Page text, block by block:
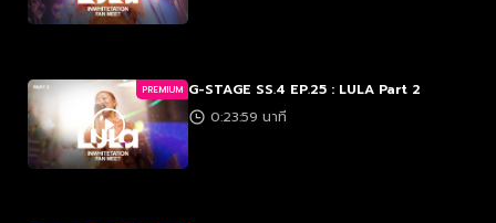
PREMIUM G-STAGE SS.4 EP.25 : LULA Part 2
0:23:59 นาที